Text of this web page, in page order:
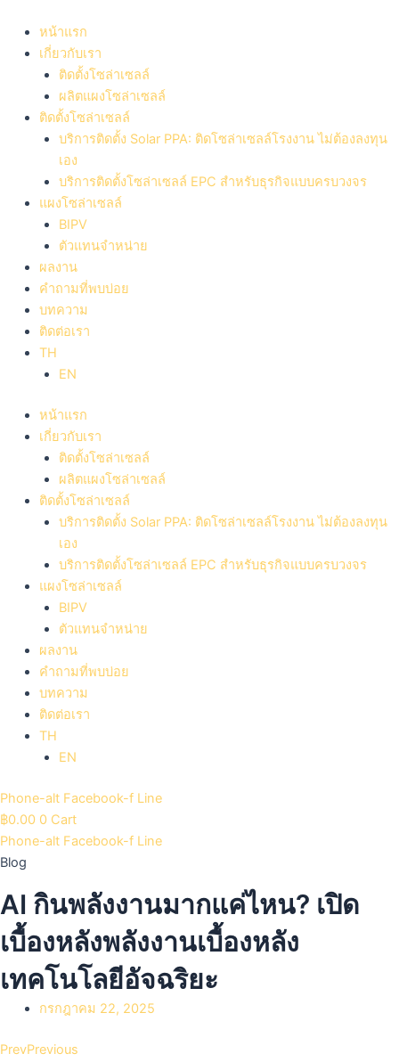
content
หน้าแรก
เกี่ยวกับเรา
ติดตั้งโซล่าเซลล์
ผลิตแผงโซล่าเซลล์
ติดตั้งโซล่าเซลล์
บริการติดตั้ง Solar PPA: ติดโซล่าเซลล์โรงงาน ไม่ต้องลงทุน
เอง
บริการติดตั้งโซล่าเซลล์ EPC สำหรับธุรกิจแบบครบวงจร
แผงโซล่าเซลล์
BIPV
ตัวแทนจำหน่าย
ผลงาน
คำถามที่พบบ่อย​
บทความ
ติดต่อเรา
TH
EN
หน้าแรก
เกี่ยวกับเรา
ติดตั้งโซล่าเซลล์
ผลิตแผงโซล่าเซลล์
ติดตั้งโซล่าเซลล์
บริการติดตั้ง Solar PPA: ติดโซล่าเซลล์โรงงาน ไม่ต้องลงทุน
เอง
บริการติดตั้งโซล่าเซลล์ EPC สำหรับธุรกิจแบบครบวงจร
แผงโซล่าเซลล์
BIPV
ตัวแทนจำหน่าย
ผลงาน
คำถามที่พบบ่อย​
บทความ
ติดต่อเรา
TH
EN
Phone-alt Facebook-f Line
฿0.00 0 Cart
Phone-alt Facebook-f Line
Blog
AI กินพลังงานมากแค่ไหน? เปิด
เบื้องหลังพลังงานเบื้องหลัง
เทคโนโลยีอัจฉริยะ
กรกฎาคม 22, 2025
PrevPrevious